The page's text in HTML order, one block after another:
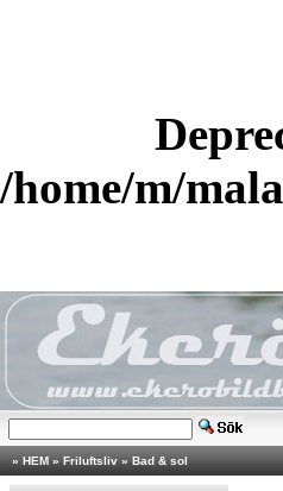
/home/m/
» HEM » Friluftsliv » Bad & sol